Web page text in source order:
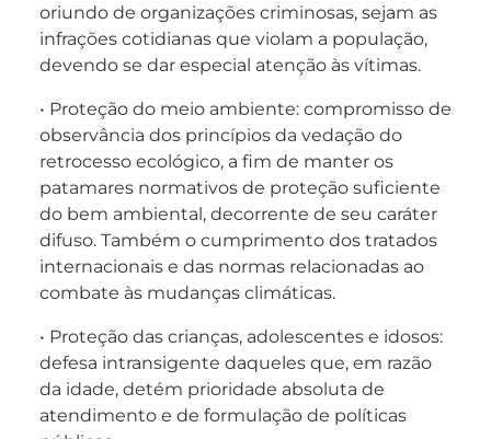
oriundo de organizações criminosas, sejam as
infrações cotidianas que violam a população,
devendo se dar especial atenção às vítimas.
• Proteção do meio ambiente: compromisso de
observância dos princípios da vedação do
retrocesso ecológico, a fim de manter os
patamares normativos de proteção suficiente
do bem ambiental, decorrente de seu caráter
difuso. Também o cumprimento dos tratados
internacionais e das normas relacionadas ao
combate às mudanças climáticas.
• Proteção das crianças, adolescentes e idosos:
defesa intransigente daqueles que, em razão
da idade, detém prioridade absoluta de
atendimento e de formulação de políticas